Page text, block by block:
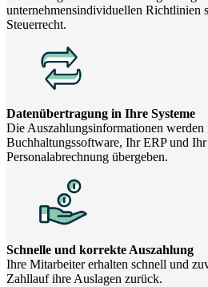
unternehmensindividuellen Richtlinien
Steuerrecht.
Datenübertragung in Ihre Systeme
Die Auszahlungsinformationen werden
Buchhaltungssoftware, Ihr ERP und
Personalabrechnung übergeben.
Schnelle und korrekte Auszahlung
Ihre Mitarbeiter erhalten schnell und
Zahllauf ihre Auslagen zurück.